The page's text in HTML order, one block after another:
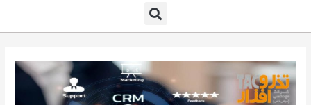
راهکارهای تذروافزار در صنایع